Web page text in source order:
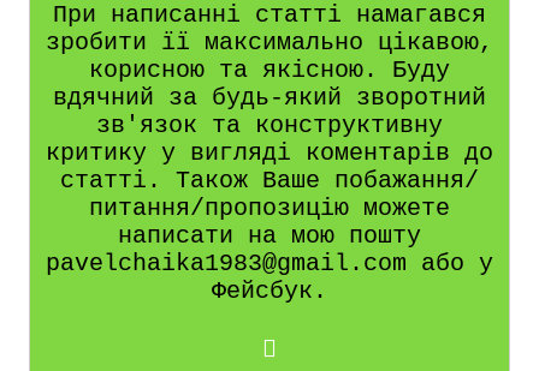
При написанні статті намагався
зробити її максимально цікавою,
корисною та якісною. Буду
вдячний за будь-який зворотний
зв'язок та конструктивну
критику у вигляді коментарів до
статті. Також Ваше побажання/
питання/пропозицію можете
написати на мою пошту
pavelchaika1983@gmail.com або у
Фейсбук.